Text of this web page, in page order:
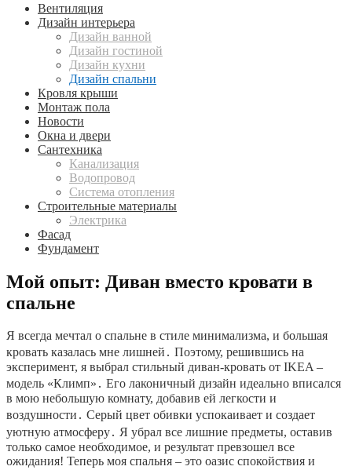
Вентиляция
Дизайн интерьера
Дизайн ванной
Дизайн гостиной
Дизайн кухни
Дизайн спальни
Кровля крыши
Монтаж пола
Новости
Окна и двери
Сантехника
Канализация
Водопровод
Система отопления
Строительные материалы
Электрика
Фасад
Фундамент
Мой опыт: Диван вместо кровати в
спальне
Я всегда мечтал о спальне в стиле минимализма, и большая
кровать казалась мне лишней․ Поэтому, решившись на
эксперимент, я выбрал стильный диван-кровать от IKEA –
модель «Климп»․ Его лаконичный дизайн идеально вписался
в мою небольшую комнату, добавив ей легкости и
воздушности․ Серый цвет обивки успокаивает и создает
уютную атмосферу․ Я убрал все лишние предметы, оставив
только самое необходимое, и результат превзошел все
ожидания! Теперь моя спальня – это оазис спокойствия и